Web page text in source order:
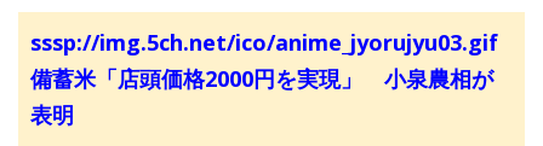
sssp://img.5ch.net/ico/anime_jyorujyu03.gif
備蓄米「店頭価格2000円を実現」 小泉農相が
表明